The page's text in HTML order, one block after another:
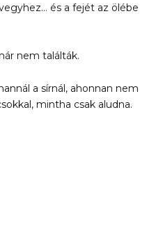
és a fejét az ölébe
nem találták.
a sírnál, ahonnan nem
mintha csak aludna.